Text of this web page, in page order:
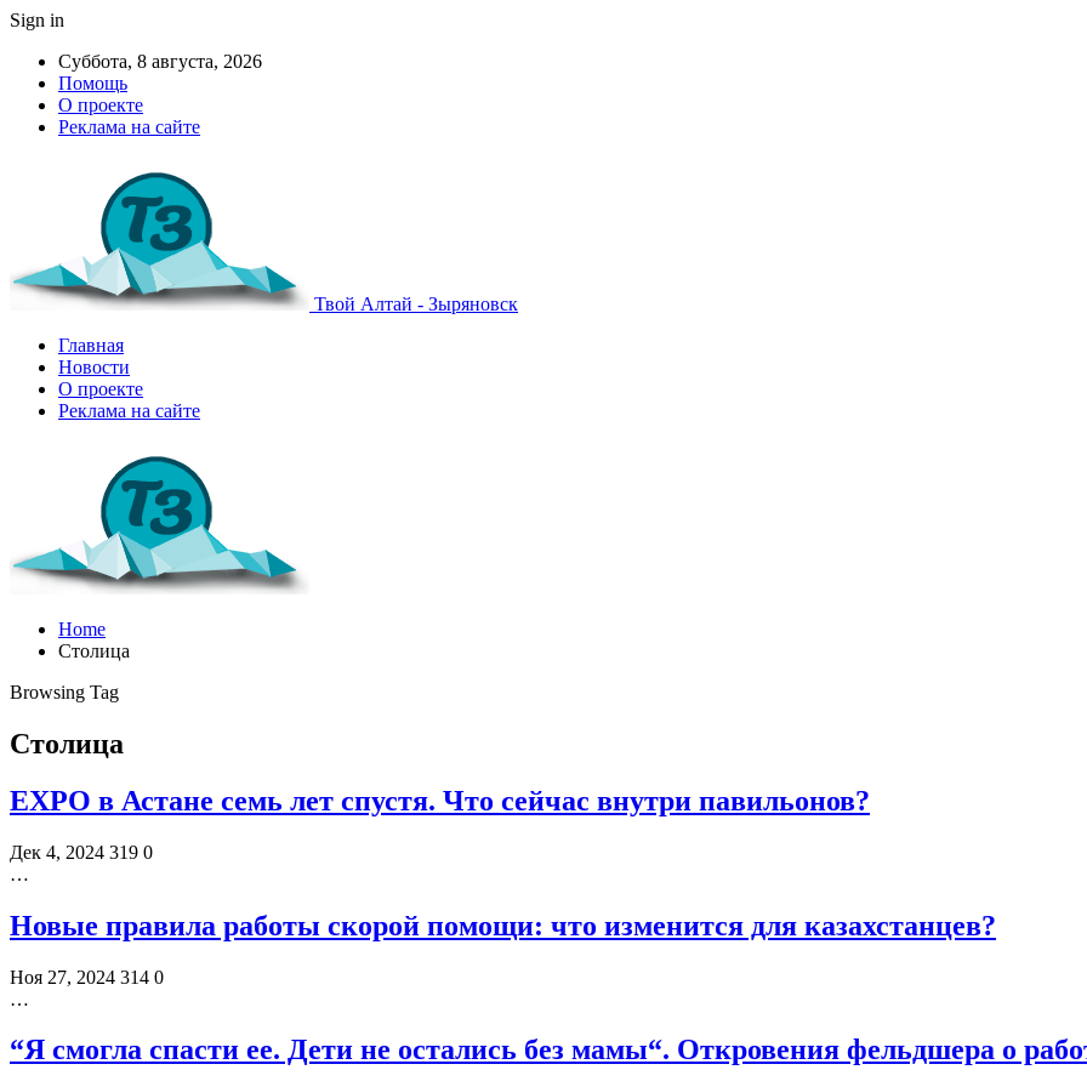
Sign in
Суббота, 8 августа, 2026
Помощь
О проекте
Реклама на сайте
Твой Алтай - Зыряновск
Главная
Новости
О проекте
Реклама на сайте
Home
Столица
Browsing Tag
Столица
EXPO в Астане семь лет спустя. Что сейчас внутри павильонов?
Дек 4, 2024 319 0
…
Новые правила работы скорой помощи: что изменится для казахстанцев?
Ноя 27, 2024 314 0
…
“Я смогла спасти ее. Дети не остались без мамы“. Откровения фельдшера о